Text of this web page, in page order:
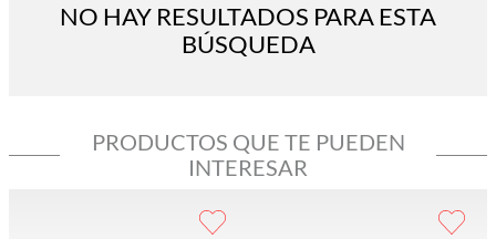
NO HAY RESULTADOS PARA ESTA
BÚSQUEDA
PRODUCTOS QUE TE PUEDEN
INTERESAR